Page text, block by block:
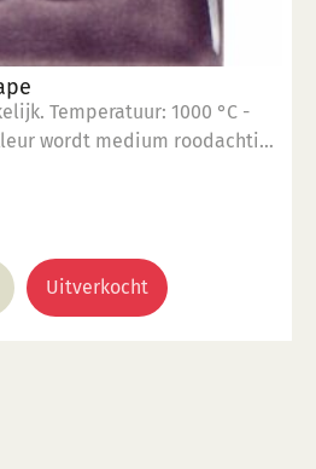
Temperatuur: 1000 °C -
wordt medium roodachtig
transparant. Mogelijk ontstaan
voedselveilige
Nee. Hoe te gebruiken: 1.
°C biscuit gebakken scherf. 2.
Uitverkocht